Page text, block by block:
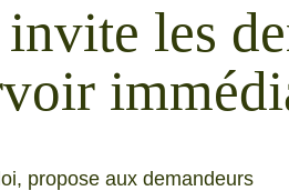
les
propose aux demandeurs